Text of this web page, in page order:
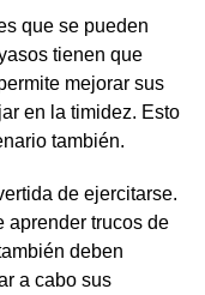
que se pueden
tienen que
mejorar sus
en la timidez. Esto
también.
de ejercitarse.
aprender trucos de
deben
a cabo sus